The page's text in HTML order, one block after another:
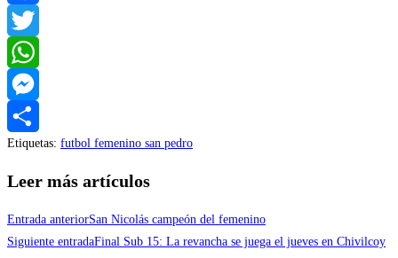
Facebook
Twitter
WhatsApp
Messenger
Compartir
Etiquetas: futbol femenino san pedro
Leer más artículos
Entrada anteriorSan Nicolás campeón del femenino
Siguiente entradaFinal Sub 15: La revancha se juega el jueves en Chivilcoy